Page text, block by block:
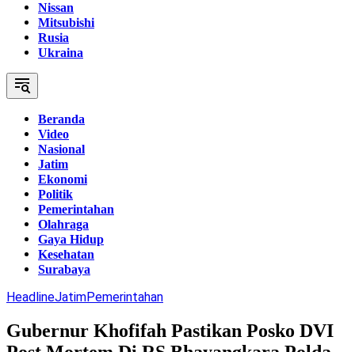
Nissan
Mitsubishi
Rusia
Ukraina
Beranda
Video
Nasional
Jatim
Ekonomi
Politik
Pemerintahan
Olahraga
Gaya Hidup
Kesehatan
Surabaya
HeadlineJatimPemerintahan
Gubernur Khofifah Pastikan Posko DVI